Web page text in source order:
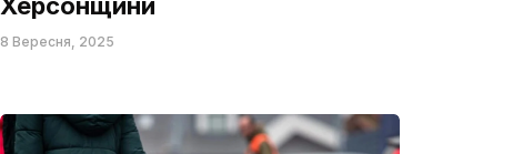
8 Вересня, 2025